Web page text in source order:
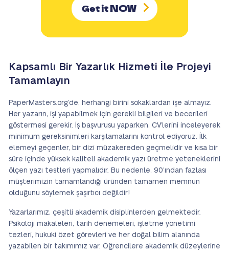
Get itNOW
Kapsamlı Bir Yazarlık Hizmeti İle Projeyi
Tamamlayın
PaperMasters.org’de, herhangi birini sokaklardan işe almayız.
Her yazarın, işi yapabilmek için gerekli bilgileri ve becerileri
göstermesi gerekir. İş başvurusu yaparken, CV’lerini inceleyerek
minimum gereksinimleri karşılamalarını kontrol ediyoruz. İlk
elemeyi geçenler, bir dizi müzakereden geçmelidir ve kısa bir
süre içinde yüksek kaliteli akademik yazı üretme yeteneklerini
ölçen yazı testleri yapmalıdır. Bu nedenle, 90’ından fazlası
müşterimizin tamamlandığı üründen tamamen memnun
olduğunu söylemek şaşırtıcı değildir!
Yazarlarımız, çeşitli akademik disiplinlerden gelmektedir.
Psikoloji makaleleri, tarih denemeleri, işletme yönetimi
tezleri, hukuki özet görevleri ve her doğal bilim alanında
yazabilen bir takımımız var. Öğrencilere akademik düzeylerine